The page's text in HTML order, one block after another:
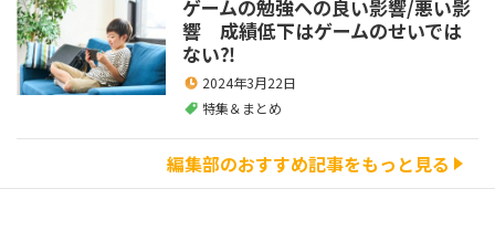
ゲームの勉強への良い影響/悪い影
響 成績低下はゲームのせいでは
ない⁈
2024年3月22日
特集＆まとめ
編集部のおすすめ記事をもっと見る